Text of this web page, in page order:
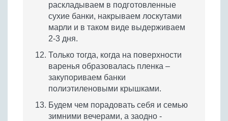
раскладываем в подготовленные
сухие банки, накрываем лоскутами
марли и в таком виде выдерживаем
2-3 дня.
Только тогда, когда на поверхности
варенья образовалась пленка –
закупориваем банки
полиэтиленовыми крышками.
Будем чем порадовать себя и семью
зимними вечерами, а заодно -